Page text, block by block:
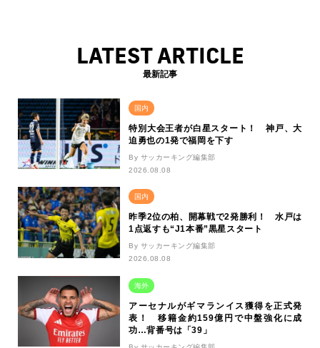
LATEST ARTICLE
最新記事
国内
特別大会王者が白星スタート！ 神戸、大
迫勇也の1発で福岡を下す
By サッカーキング編集部
2026.08.08
国内
昨季2位の柏、開幕戦で2発勝利！ 水戸は
1点返すも“J1本番”黒星スタート
By サッカーキング編集部
2026.08.08
海外
アーセナルがギマランイス獲得を正式発
表！ 移籍金約159億円で中盤強化に成
功…背番号は「39」